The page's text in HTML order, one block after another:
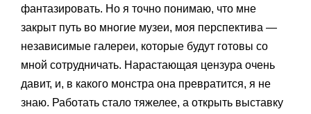
фантазировать. Но я точно понимаю, что мне
закрыт путь во многие музеи, моя перспектива —
независимые галереи, которые будут готовы со
мной сотрудничать. Нарастающая цензура очень
давит, и, в какого монстра она превратится, я не
знаю. Работать стало тяжелее, а открыть выставку